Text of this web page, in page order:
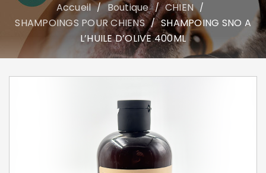
Accueil / Boutique / CHIEN /
SHAMPOINGS POUR CHIENS / SHAMPOING SNO A
L’HUILE D’OLIVE 400ML